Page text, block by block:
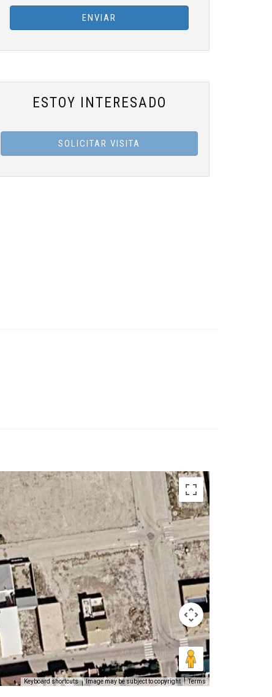
ENVIAR
ESTOY INTERESADO
SOLICITAR VISITA
Keyboard shortcuts Image may be subject to copyright Terms